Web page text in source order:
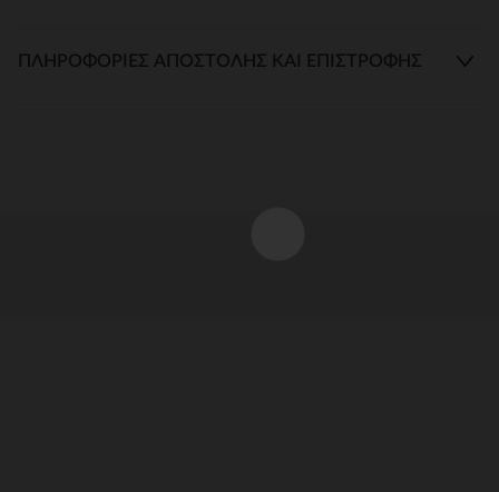
ΠΛΗΡΟΦΟΡΊΕΣ ΑΠΟΣΤΟΛΉΣ ΚΑΙ ΕΠΙΣΤΡΟΦΉΣ